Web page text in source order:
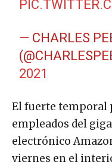
— CHARLES
2021
El fuerte temporal
empleados del
electrónico
viernes en el